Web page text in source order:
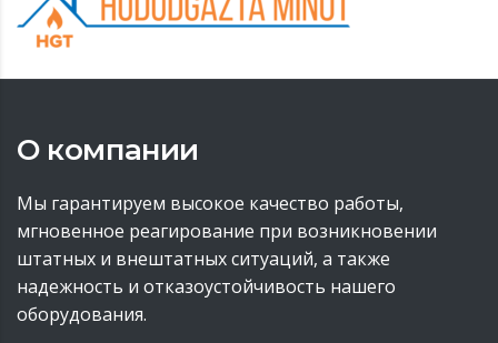
О компании
Мы гарантируем высокое качество работы,
мгновенное реагирование при возникновении
штатных и внештатных ситуаций, а также
надежность и отказоустойчивость нашего
оборудования.